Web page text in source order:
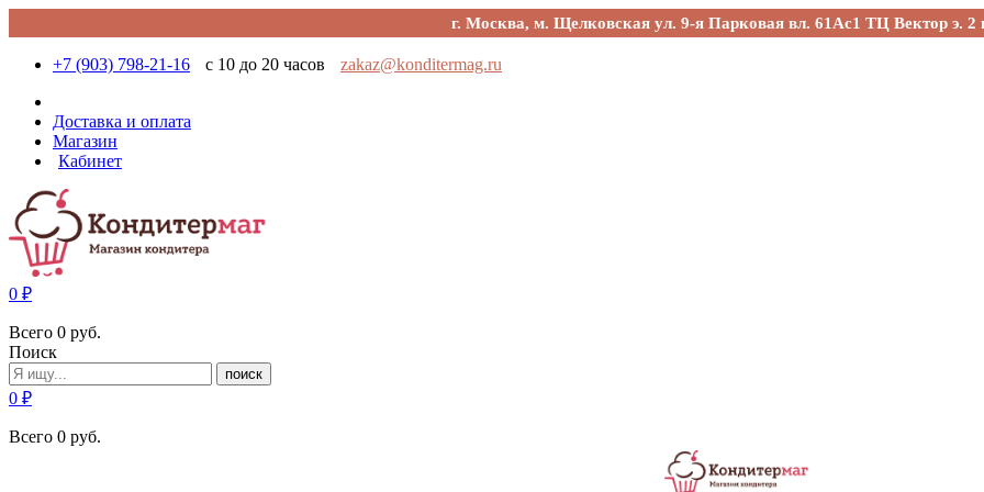
г. Москва, м. Щелковская ул. 9-я Парковая вл. 61Ас1 ТЦ Вектор э. 2
+7 (903) 798-21-16 с 10 до 20 часов zakaz@konditermag.ru
Доставка и оплата
Магазин
Кабинет
0 ₽
Всего 0 руб.
Поиск
поиск
0 ₽
Всего 0 руб.